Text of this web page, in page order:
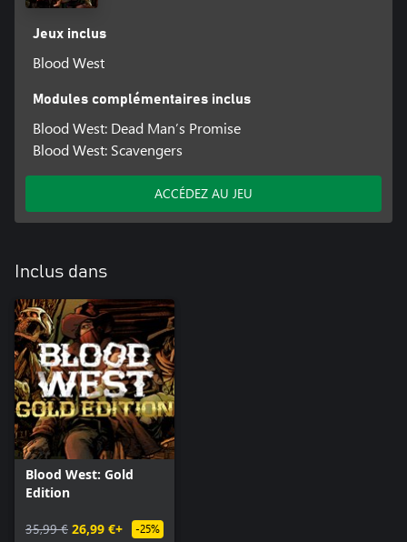
Jeux inclus
Blood West
Modules complémentaires inclus
Blood West: Dead Man’s Promise
Blood West: Scavengers
ACCÉDEZ AU JEU
Inclus dans
Blood West: Gold
Edition
35,99 € 26,99 €+ -25%